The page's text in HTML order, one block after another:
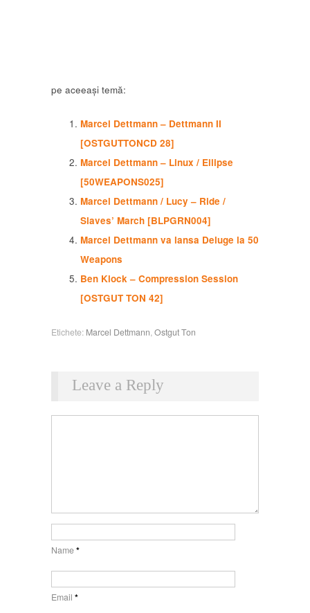
pe aceeași temă:
Marcel Dettmann – Dettmann II
[OSTGUTTONCD 28]
Marcel Dettmann – Linux / Ellipse
[50WEAPONS025]
Marcel Dettmann / Lucy – Ride /
Slaves’ March [BLPGRN004]
Marcel Dettmann va lansa Deluge la 50
Weapons
Ben Klock – Compression Session
[OSTGUT TON 42]
Etichete: Marcel Dettmann,Ostgut Ton
Leave a Reply
Name*
Email *